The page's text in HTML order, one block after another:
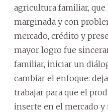
agricultura familiar,
marginada y con
mercado, crédito y
mayor logro fue
familiar, iniciar un
cambiar el enfoque:
trabajar para que el
inserte en el mercado y